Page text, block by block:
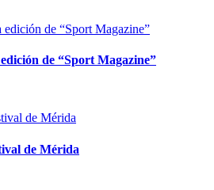
de “Sport Magazine”
de Mérida